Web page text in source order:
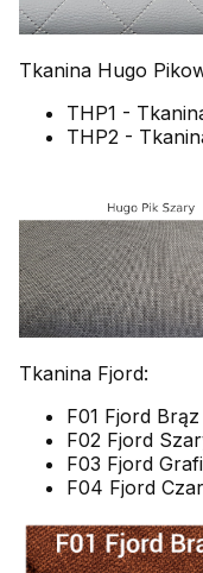
Tkanina Hugo
THP1 -
THP2 -
Tkanina Fjord:
F01 Fjord Brąz
F02 Fjord
F03 Fjord
F04 Fjord